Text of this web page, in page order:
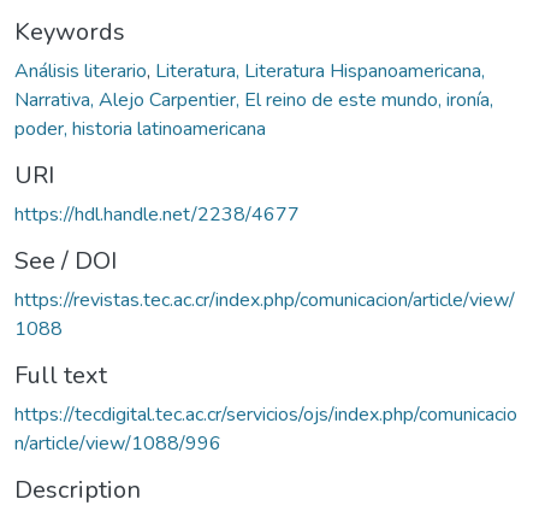
Keywords
Análisis literario, Literatura, Literatura Hispanoamericana,
Narrativa, Alejo Carpentier, El reino de este mundo, ironía,
poder, historia latinoamericana
URI
https://hdl.handle.net/2238/4677
See / DOI
https://revistas.tec.ac.cr/index.php/comunicacion/article/view/
1088
Full text
https://tecdigital.tec.ac.cr/servicios/ojs/index.php/comunicacio
n/article/view/1088/996
Description